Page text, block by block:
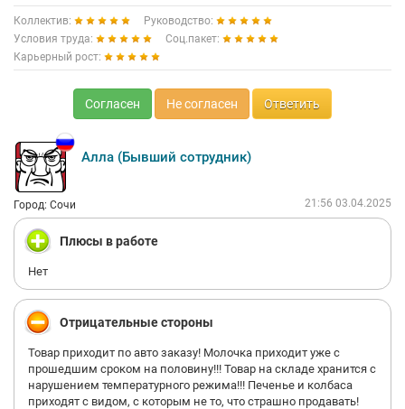
Коллектив:
Руководство:
Условия труда:
Соц.пакет:
Карьерный рост:
Согласен Не согласен Ответить
Алла (Бывший сотрудник)
Город: Сочи 21:56 03.04.2025
Плюсы в работе
Нет
Отрицательные стороны
Товар приходит по авто заказу! Молочка приходит уже с
прошедшим сроком на половину!!! Товар на складе хранится с
нарушением температурного режима!!! Печенье и колбаса
приходят с видом, с которым не то, что страшно продавать!